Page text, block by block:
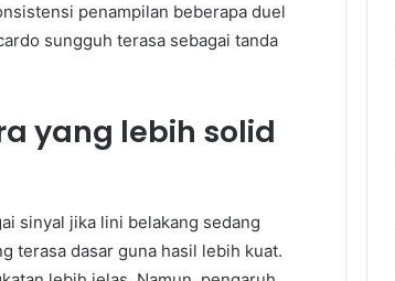
penampilan beberapa duel
sungguh terasa sebagai tanda
yang lebih solid
sinyal jika lini belakang sedang
terasa dasar guna hasil lebih kuat.